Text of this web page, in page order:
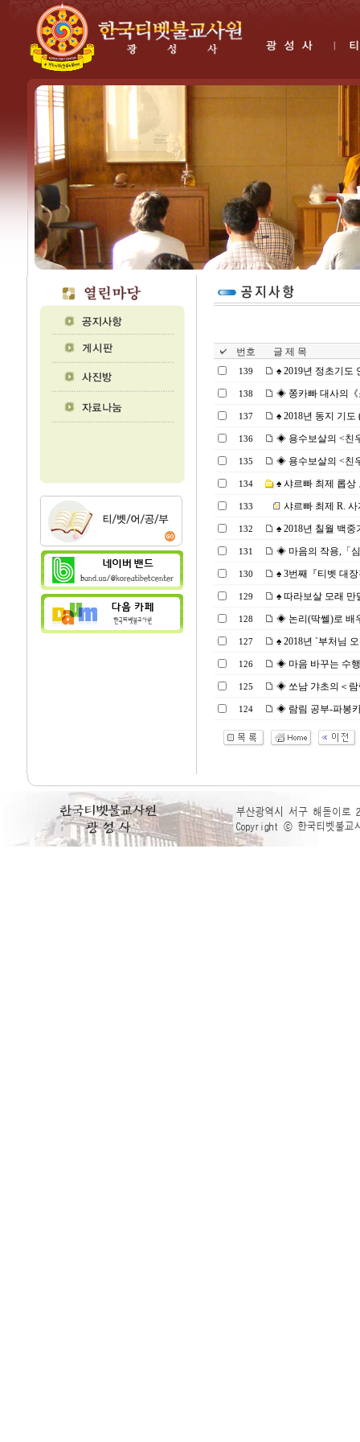
번호 글 제 목
139 ♠ 2019년 정초기도
138 ◈ 쫑카빠 대사의《
137 ♠ 2018년 동지 기도
136 ◈ 용수보살의 <친
135 ◈ 용수보살의 <친
134 ♠ 샤르빠 최제 롭상
133 샤르빠 최제 R.
132 ♠ 2018년 칠월 백중
131 ◈ 마음의 작용,「심
130 ♠ 3번째『티벳 대
129 ♠ 따라보살 모래 만
128 ◈ 논리(딱쎌)로 배
127 ♠ 2018년 `부처님
126 ◈ 마음 바꾸는 수행
125 ◈ 쏘남 갸초의＜람
124 ◈ 람림 공부-파봉